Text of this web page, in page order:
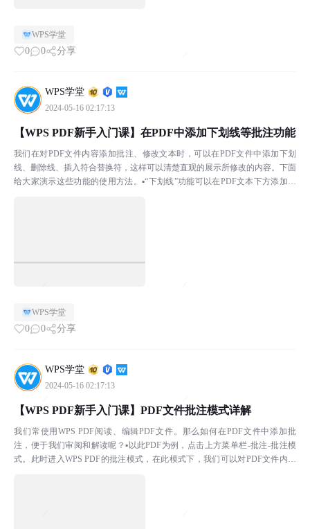
WPS学堂
0 0 分享
WPS学堂
2024-05-16 02:17:13
【WPS PDF新手入门课】在PDF中添加下划线等批注功能
我们在对PDF文件内容添加批注、修改文本时，可以在PDF文件中添加下划
线、删除线、插入符合替换符，这样可以清楚直观的展示所修改的内容。下面
给大家演示这些功能的使用方法。▪“下划线”功能可以在PDF文本下方添加横
WPS学堂
0 0 分享
WPS学堂
2024-05-16 02:17:13
【WPS PDF新手入门课】PDF文件批注模式详解
我们常使用WPS PDF阅读、编辑PDF文件。那么如何在PDF文件中添加批
注，便于我们审阅和解读呢？▪以此PDF为例，点击上方菜单栏-批注-批注模
式。此时进入WPS PDF的批注模式，在此模式下，我们可以对PDF文件内容